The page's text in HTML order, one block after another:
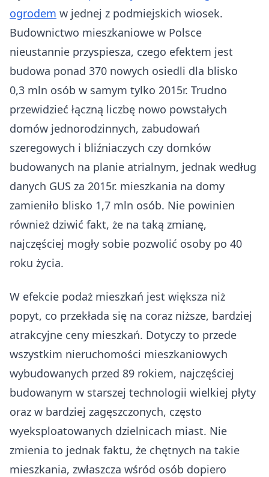
ogrodem w jednej z podmiejskich wiosek.
Budownictwo mieszkaniowe w Polsce
nieustannie przyspiesza, czego efektem jest
budowa ponad 370 nowych osiedli dla blisko
0,3 mln osób w samym tylko 2015r. Trudno
przewidzieć łączną liczbę nowo powstałych
domów jednorodzinnych, zabudowań
szeregowych i bliźniaczych czy domków
budowanych na planie atrialnym, jednak według
danych GUS za 2015r. mieszkania na domy
zamieniło blisko 1,7 mln osób. Nie powinien
również dziwić fakt, że na taką zmianę,
najczęściej mogły sobie pozwolić osoby po 40
roku życia.
W efekcie podaż mieszkań jest większa niż
popyt, co przekłada się na coraz niższe, bardziej
atrakcyjne ceny mieszkań. Dotyczy to przede
wszystkim nieruchomości mieszkaniowych
wybudowanych przed 89 rokiem, najczęściej
budowanym w starszej technologii wielkiej płyty
oraz w bardziej zagęszczonych, często
wyeksploatowanych dzielnicach miast. Nie
zmienia to jednak faktu, że chętnych na takie
mieszkania, zwłaszcza wśród osób dopiero